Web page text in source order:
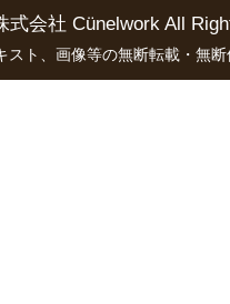
式会社 Cünelwork All
スト、画像等の無断転載・無